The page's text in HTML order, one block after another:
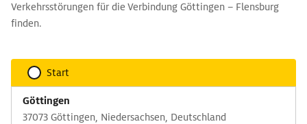
Verkehrsstörungen für die Verbindung Göttingen – Flensburg
finden.
Start
Göttingen
37073 Göttingen, Niedersachsen, Deutschland